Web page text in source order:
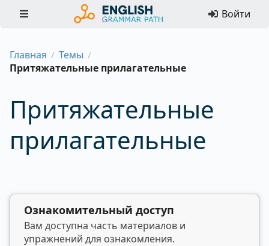
Войти
Главная / Темы /
Притяжательные прилагательные
Притяжательные
прилагательные
Ознакомительный доступ
Вам доступна часть материалов и
упражнений для ознакомления.